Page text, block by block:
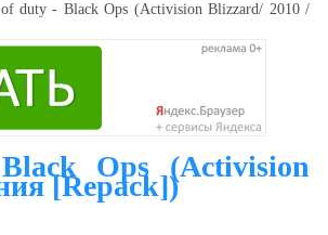
duty - Black Ops (Activision Blizzard/ 2010 /
Ops (Activision
[Repack])